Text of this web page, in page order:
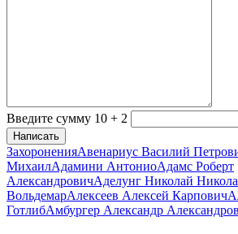
Введите сумму 10 + 2
Написать
ЗахороненияАвенариус Василий
МихаилАдамини АнтониоАдамс Роберт
АлександровичАделунг Николай
ВольдемарАлексеев Алексей Карпович
ГотлибАмбургер Александр